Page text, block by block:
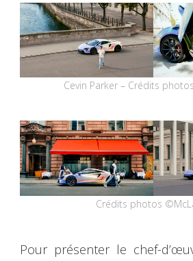
Cevin Parker – Crédits
Crédits photos
Pour présenter le chef-